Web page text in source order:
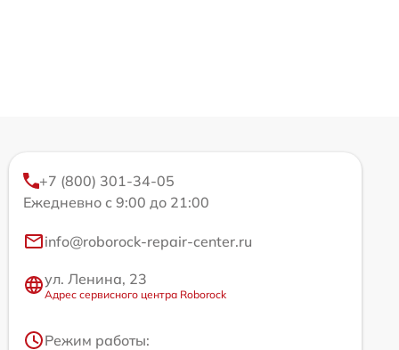
+7 (800) 301-34-05
Ежедневно с 9:00 до 21:00
info@roborock-repair-center.ru
ул. Ленина, 23
Адрес сервисного центра Roborock
Режим работы: